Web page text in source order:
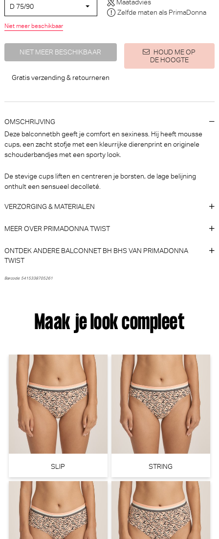
Hotpants (Italian Acai)
PrimaDonna Twist Dear night
PrimaDonna
€ 74,90 €
Marie Jo Avero Tailleslip
(Velvet Blue)
Marie Jo
€ 45,90
PrimaDonna Cala luna Beugel
BH (Blogger Pink)
PrimaDonna
30% korting
€ 110,0077,00
PrimaDonna Monterrey
Beugel BH (Vintage Pink)
PrimaDonna
Marie Jo Soft studio Tailleslip
(Wild Rose)
Marie Jo
D 75/90
Maatadvies
Zelfde maten als PrimaDonna
Niet meer beschikbaar
NIET MEER BESCHIKBAAR
HOUD ME OP
DE HOOGTE
Gratis verzending & retourneren
OMSCHRIJVING
Deze balconnetbh geeft je comfort en sexiness. Hij heeft mousse
cups, een zacht stofje met een kleurrijke dierenprint en originele
schouderbandjes met een sporty look.
De stevige cups liften en centreren je borsten, de lage belijning
onthult een sensueel decolleté.
VERZORGING & MATERIALEN
MEER OVER PRIMADONNA TWIST
ONTDEK ANDERE BALCONNET BH BHS VAN PRIMADONNA
TWIST
Barcode: 5415338705261
Maak je look compleet
SLIP STRING